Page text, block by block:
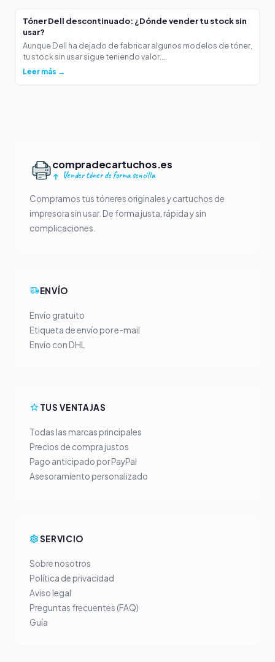
Tóner Dell descontinuado: ¿Dónde vender tu stock sin
usar?
Aunque Dell ha dejado de fabricar algunos modelos de tóner,
tu stock sin usar sigue teniendo valor....
Leer más →
compradecartuchos.es
Vender tóner de forma sencilla
Compramos tus tóneres originales y cartuchos de
impresora sin usar. De forma justa, rápida y sin
complicaciones.
ENVÍO
Envío gratuito
Etiqueta de envío por e-mail
Envío con DHL
TUS VENTAJAS
Todas las marcas principales
Precios de compra justos
Pago anticipado por PayPal
Asesoramiento personalizado
SERVICIO
Sobre nosotros
Política de privacidad
Aviso legal
Preguntas frecuentes (FAQ)
Guía